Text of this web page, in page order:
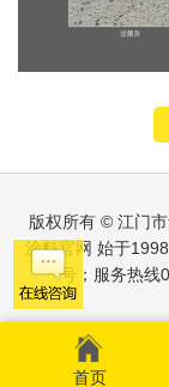
版权所有 © 江门
涂料官网 始于
号；服务热
首页